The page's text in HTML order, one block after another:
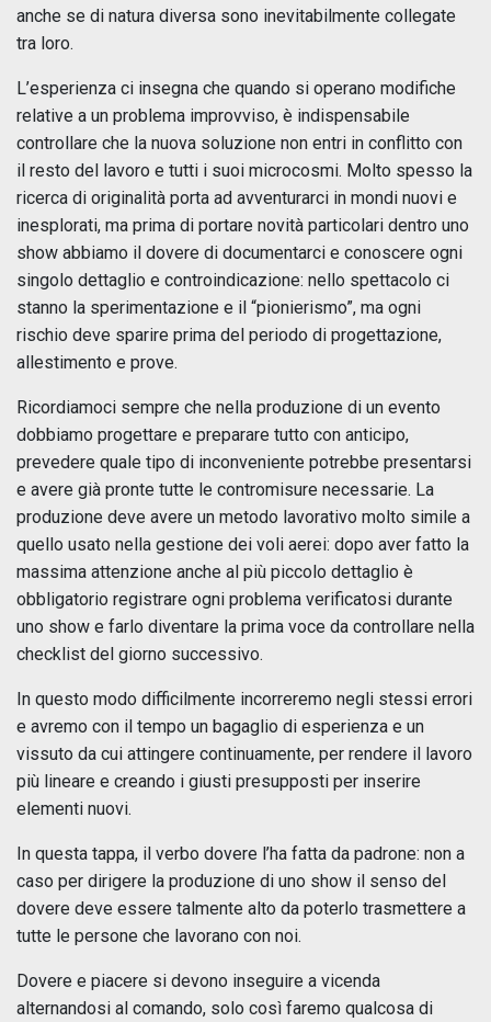
anche se di natura diversa sono inevitabilmente collegate
tra loro.
L’esperienza ci insegna che quando si operano modifiche
relative a un problema improvviso, è indispensabile
controllare che la nuova soluzione non entri in conflitto con
il resto del lavoro e tutti i suoi microcosmi. Molto spesso la
ricerca di originalità porta ad avventurarci in mondi nuovi e
inesplorati, ma prima di portare novità particolari dentro uno
show abbiamo il dovere di documentarci e conoscere ogni
singolo dettaglio e controindicazione: nello spettacolo ci
stanno la sperimentazione e il “pionierismo”, ma ogni
rischio deve sparire prima del periodo di progettazione,
allestimento e prove.
Ricordiamoci sempre che nella produzione di un evento
dobbiamo progettare e preparare tutto con anticipo,
prevedere quale tipo di inconveniente potrebbe presentarsi
e avere già pronte tutte le contromisure necessarie. La
produzione deve avere un metodo lavorativo molto simile a
quello usato nella gestione dei voli aerei: dopo aver fatto la
massima attenzione anche al più piccolo dettaglio è
obbligatorio registrare ogni problema verificatosi durante
uno show e farlo diventare la prima voce da controllare nella
checklist del giorno successivo.
In questo modo difficilmente incorreremo negli stessi errori
e avremo con il tempo un bagaglio di esperienza e un
vissuto da cui attingere continuamente, per rendere il lavoro
più lineare e creando i giusti presupposti per inserire
elementi nuovi.
In questa tappa, il verbo dovere l’ha fatta da padrone: non a
caso per dirigere la produzione di uno show il senso del
dovere deve essere talmente alto da poterlo trasmettere a
tutte le persone che lavorano con noi.
Dovere e piacere si devono inseguire a vicenda
alternandosi al comando, solo così faremo qualcosa di